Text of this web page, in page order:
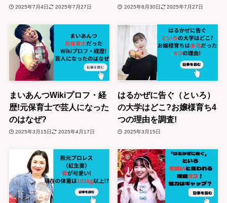
2025年7月4日 2025年7月27日 2025年6月30日 2025年7月27日
まいあんつWikiプロフ・経
歴!元保育士で芸人になった
のはなぜ?
2025年3月15日 2025年4月17日
はるかぜに告ぐ（といろ）
の大学はどこ?お嬢様育ち4
つの理由を調査!
2025年3月15日